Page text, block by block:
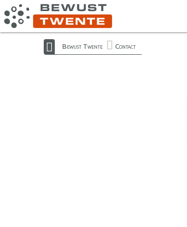
Bewust Twente Contact